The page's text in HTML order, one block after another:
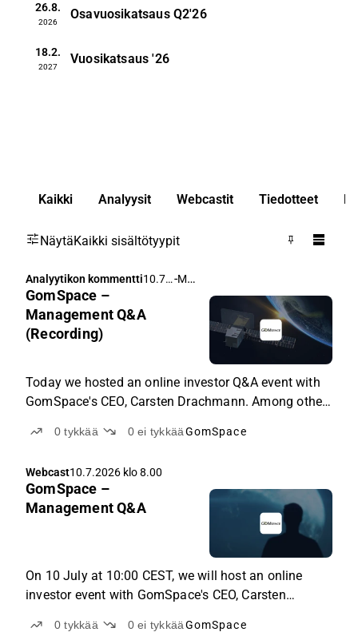
26.8.
2026
Osavuosikatsaus Q2'26
18.2.
2027
Vuosikatsaus '26
Kaikki Analyysit Webcastit Tiedotteet
NäytäKaikki sisältötyypit
Analyytikon kommentti10.7.
klo
- Michael Friis
GomSpace –
Management Q&A
(Recording)
Today we hosted an online investor Q&A event with
GomSpace's CEO, Carsten Drachmann. Among other
scaling up, commercial models going forward, the
order pipeline, and the potential in large projects.
0tykkää 0ei tykkääGomSpace
Webcast10.7.2026 klo 8.00
GomSpace –
Management Q&A
On 10 July at 10:00 CEST, we will host an online
investor event with GomSpace's CEO, Carsten
session, where the audience can ask questions to the
0tykkää 0ei tykkääGomSpace